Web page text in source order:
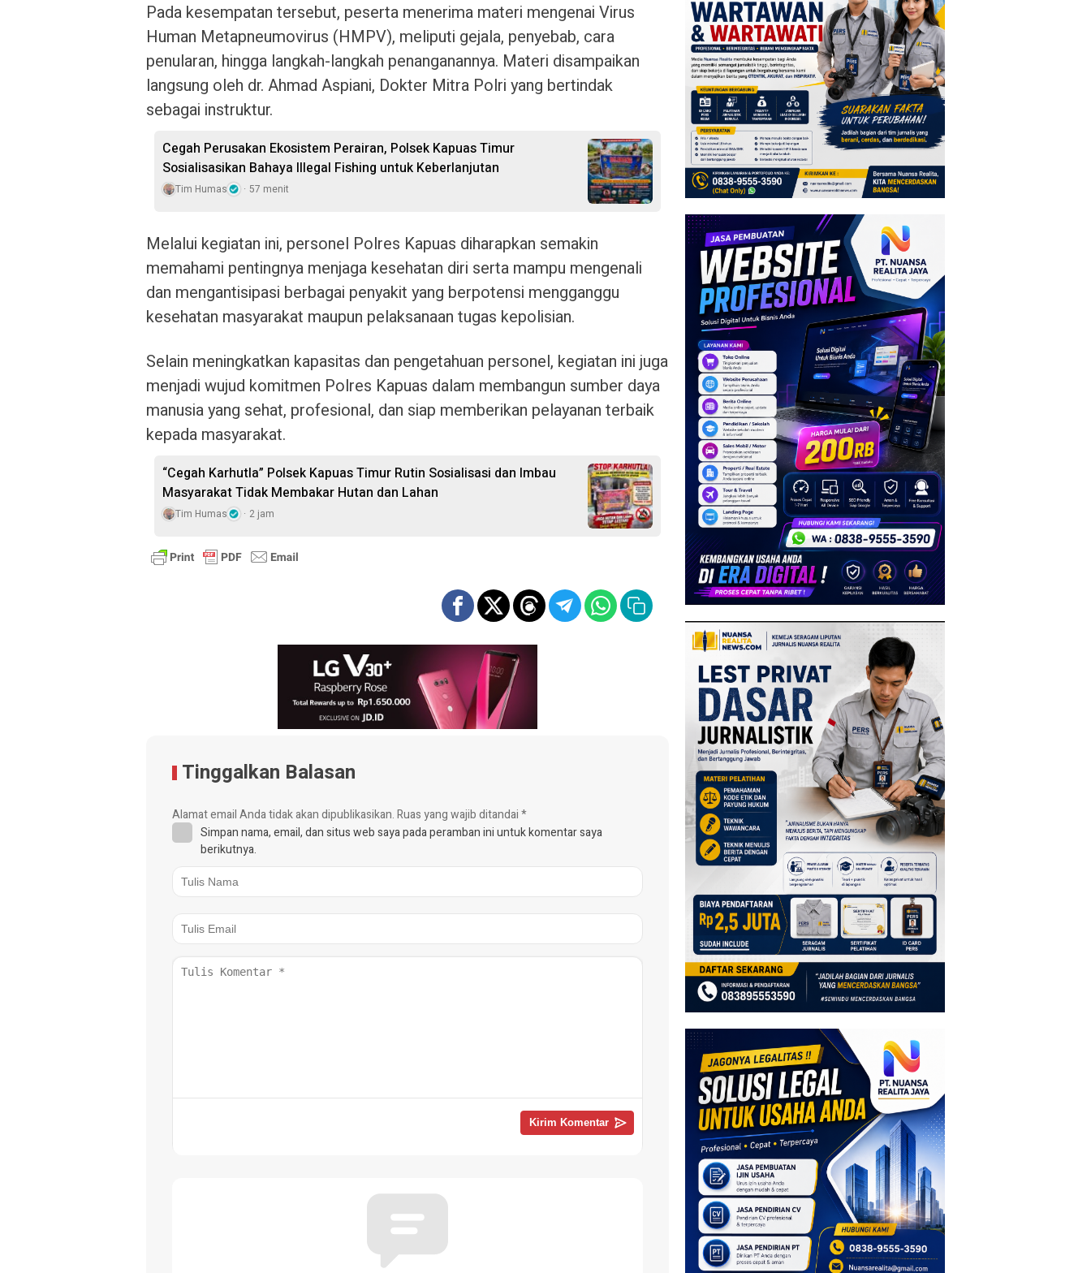
Pada kesempatan tersebut, peserta menerima materi mengenai Virus
Human Metapneumovirus (HMPV), meliputi gejala, penyebab, cara
penularan, hingga langkah-langkah penanganannya. Materi disampaikan
langsung oleh dr. Ahmad Aspiani, Dokter Mitra Polri yang bertindak
sebagai instruktur.
Cegah Perusakan Ekosistem Perairan, Polsek Kapuas Timur
Sosialisasikan Bahaya Illegal Fishing untuk Keberlanjutan
Tim Humas 57 menit
Melalui kegiatan ini, personel Polres Kapuas diharapkan semakin
memahami pentingnya menjaga kesehatan diri serta mampu mengenali
dan mengantisipasi berbagai penyakit yang berpotensi mengganggu
kesehatan masyarakat maupun pelaksanaan tugas kepolisian.
Selain meningkatkan kapasitas dan pengetahuan personel, kegiatan ini juga
menjadi wujud komitmen Polres Kapuas dalam membangun sumber daya
manusia yang sehat, profesional, dan siap memberikan pelayanan terbaik
kepada masyarakat.
“Cegah Karhutla” Polsek Kapuas Timur Rutin Sosialisasi dan Imbau
Masyarakat Tidak Membakar Hutan dan Lahan
Tim Humas 2 jam
Tinggalkan Balasan
Alamat email Anda tidak akan dipublikasikan.Ruas yang wajib ditandai*
Simpan nama, email, dan situs web saya pada peramban ini untuk komentar saya
berikutnya.